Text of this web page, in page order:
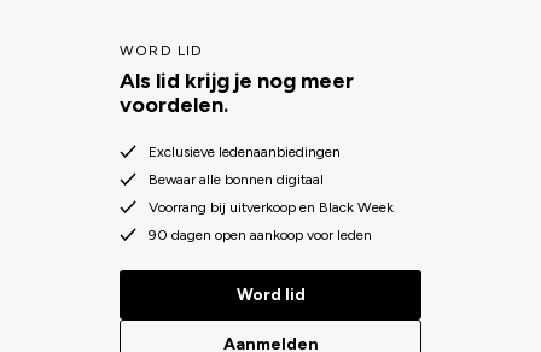
WORD LID
Als lid krijg je nog meer
voordelen.
Exclusieve ledenaanbiedingen
Bewaar alle bonnen digitaal
Voorrang bij uitverkoop en Black Week
90 dagen open aankoop voor leden
Word lid
Aanmelden